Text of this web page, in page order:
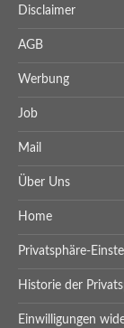
Disclaimer
AGB
Werbung
Job
Mail
Über Uns
Home
Privatsphäre-
Historie der
Einwilligungen